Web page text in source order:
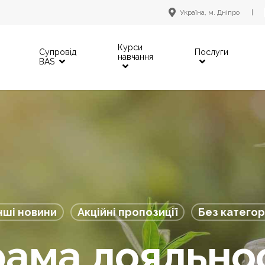
Україна, м. Дніпро
Супровід
BAS
Курси
навчання
Послуги
новини Акційні пропозиції Без